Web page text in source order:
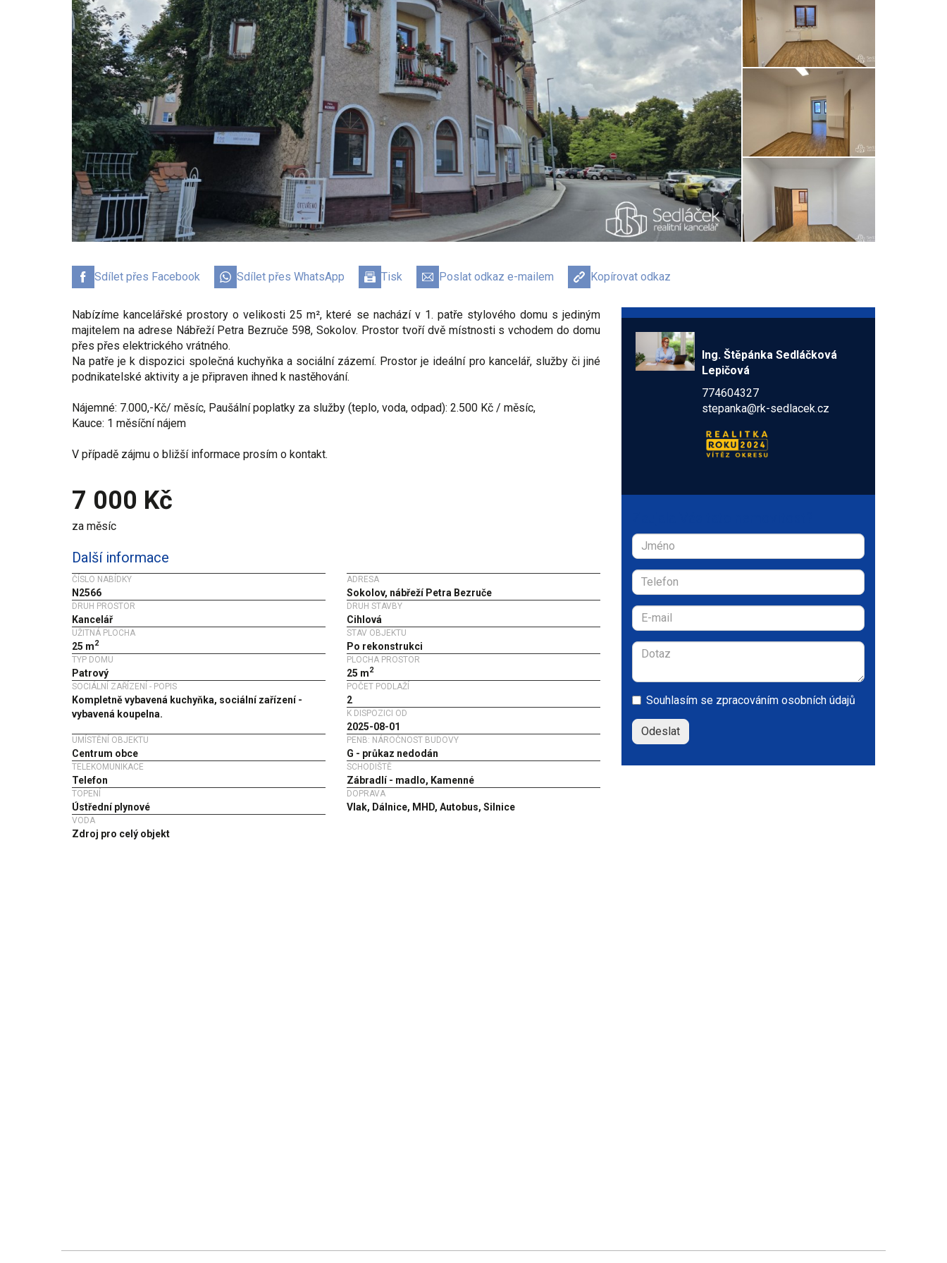
Sdílet přes Facebook Sdílet přes WhatsApp Tisk Poslat odkaz e-mailem Kopírovat odkaz
Nabízíme kancelářské prostory o velikosti 25 m², které se nachází v 1. patře stylového domu s jediným
majitelem na adrese Nábřeží Petra Bezruče 598, Sokolov. Prostor tvoří dvě místnosti s vchodem do domu
přes přes elektrického vrátného.
Na patře je k dispozici společná kuchyňka a sociální zázemí. Prostor je ideální pro kancelář, služby či jiné
podnikatelské aktivity a je připraven ihned k nastěhování.
Nájemné: 7.000,-Kč/ měsíc, Paušální poplatky za služby (teplo, voda, odpad): 2.500 Kč / měsíc,
Kauce: 1 měsíční nájem
V případě zájmu o bližší informace prosím o kontakt.
7 000 Kč
za měsíc
Další informace
ČÍSLO NABÍDKY
N2566
ADRESA
Sokolov, nábřeží Petra Bezruče
DRUH PROSTOR
Kancelář
DRUH STAVBY
Cihlová
UŽITNÁ PLOCHA
25 m2
STAV OBJEKTU
Po rekonstrukci
TYP DOMU
Patrový
PLOCHA PROSTOR
25 m2
SOCIÁLNÍ ZAŘÍZENÍ - POPIS
Kompletně vybavená kuchyňka, sociální zařízení -
vybavená koupelna.
POČET PODLAŽÍ
2
K DISPOZICI OD
2025-08-01
UMÍSTĚNÍ OBJEKTU
Centrum obce
PENB: NÁROČNOST BUDOVY
G - průkaz nedodán
TELEKOMUNIKACE
Telefon
SCHODIŠTĚ
Zábradlí - madlo, Kamenné
TOPENÍ
Ústřední plynové
DOPRAVA
Vlak, Dálnice, MHD, Autobus, Silnice
VODA
Zdroj pro celý objekt
Ing. Štěpánka Sedláčková
Lepičová
774604327
stepanka@rk-sedlacek.cz
Souhlasím se zpracováním osobních údajů